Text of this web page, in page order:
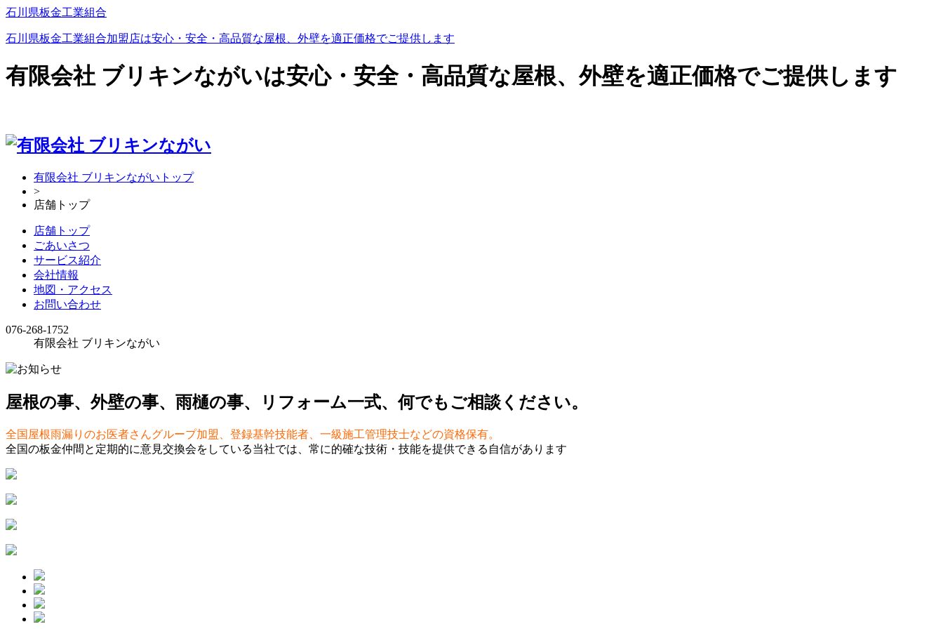
石川県板金工業組合
石川県板金工業組合加盟店は安心・安全・高品質な屋根、外壁を適正価格でご提供します
有限会社 ブリキンながいは安心・安全・高品質な屋根、外壁を適正価格でご提供します
有限会社 ブリキンながいトップ
>
店舗トップ
店舗トップ
ごあいさつ
サービス紹介
会社情報
地図・アクセス
お問い合わせ
076-268-1752
有限会社 ブリキンながい
屋根の事、外壁の事、雨樋の事、リフォーム一式、何でもご相談ください。
全国屋根雨漏りのお医者さんグループ加盟、登録基幹技能者、一級施工管理技士などの資格保有。
全国の板金仲間と定期的に意見交換会をしている当社では、常に的確な技術・技能を提供できる自信があります